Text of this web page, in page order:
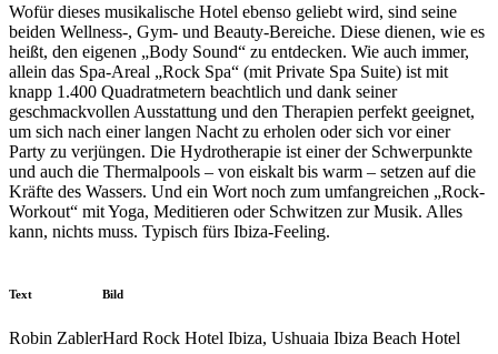
Wofür dieses musikalische Hotel ebenso geliebt wird, sind seine
beiden Wellness-, Gym- und Beauty-Bereiche. Diese dienen, wie es
heißt, den eigenen „Body Sound“ zu entdecken. Wie auch immer,
allein das Spa-Areal „Rock Spa“ (mit Private Spa Suite) ist mit
knapp 1.400 Quadratmetern beachtlich und dank seiner
geschmackvollen Ausstattung und den Therapien perfekt geeignet,
um sich nach einer langen Nacht zu erholen oder sich vor einer
Party zu verjüngen. Die Hydrotherapie ist einer der Schwerpunkte
und auch die Thermalpools – von eiskalt bis warm – setzen auf die
Kräfte des Wassers. Und ein Wort noch zum umfangreichen „Rock-
Workout“ mit Yoga, Meditieren oder Schwitzen zur Musik. Alles
kann, nichts muss. Typisch fürs Ibiza-Feeling.
Text
Robin Zabler
Bild
Hard Rock Hotel Ibiza, Ushuaia Ibiza Beach Hotel